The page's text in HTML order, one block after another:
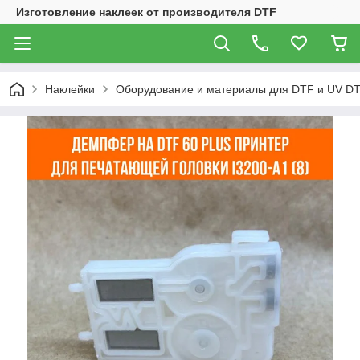
Изготовление наклеек от производителя DTF
Наклейки Оборудование и материалы для DTF и UV